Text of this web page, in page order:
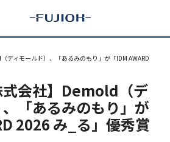
ディモールド）、「あるみのもり」が「IDM AWARD
式会社】Demold（デ
「あるみのもり」が
2026 み_る」優秀賞